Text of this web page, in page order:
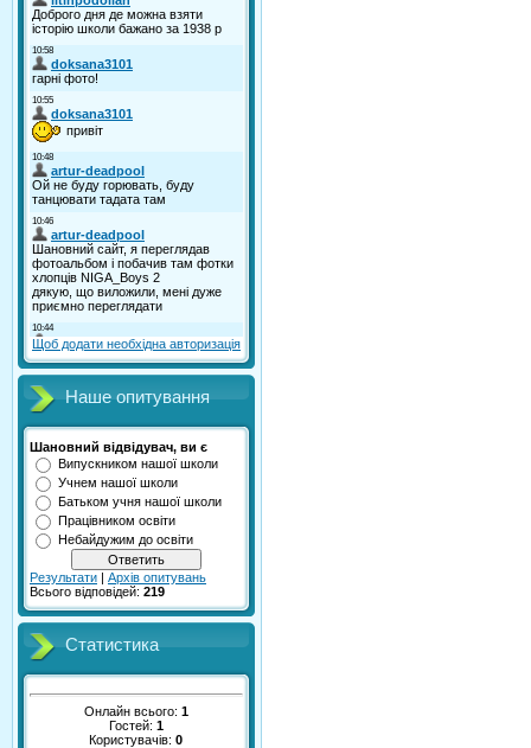
Щоб додати необхідна авторизація
Наше опитування
Шановний відвідувач, ви є
Випускником нашої школи
Учнем нашої школи
Батьком учня нашої школи
Працівником освіти
Небайдужим до освіти
Результати | Архів опитувань
Всього відповідей: 219
Статистика
Онлайн всього: 1
Гостей: 1
Користувачів:0